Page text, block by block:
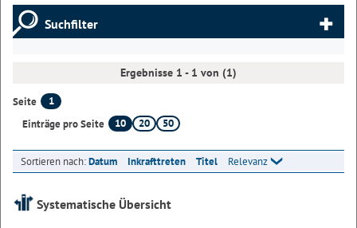
Suchfilter
Ergebnisse 1 - 1 von (1)
Seite
1
Einträge pro Seite
10 20 50
Sortieren nach:Datum Inkrafttreten Titel Relevanz
Systematische Übersicht